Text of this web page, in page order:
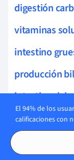
digestión
vitaminas
intestino
producción
intestino
tracto
El 94% de los
calificaciones con